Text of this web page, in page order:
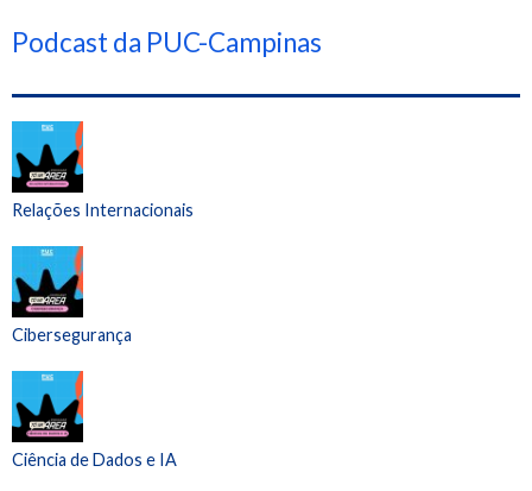
Podcast da PUC-Campinas
Relações Internacionais
Cibersegurança
Ciência de Dados e IA